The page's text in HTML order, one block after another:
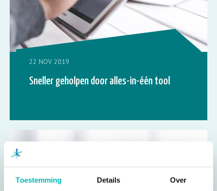
Toestemming Details Over
22 NOV 2019
Sneller geholpen door alles-in-één tool